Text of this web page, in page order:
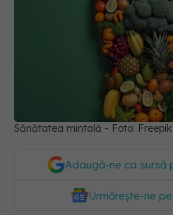
Sănătatea mintală - Foto: Freepik
Adaugă-ne ca sursă
Urmărește-ne